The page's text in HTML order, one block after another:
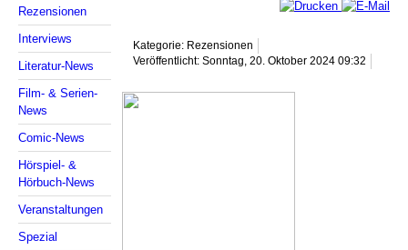
Rezensionen
Interviews
Literatur-News
Film- & Serien-
News
Comic-News
Hörspiel- &
Hörbuch-News
Veranstaltungen
Spezial
Kategorie: Rezensionen
Veröffentlicht: Sonntag, 20. Oktober 2024 09:32